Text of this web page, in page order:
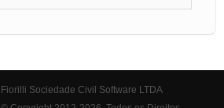
Fiorilli Sociedade Civil Software LTDA